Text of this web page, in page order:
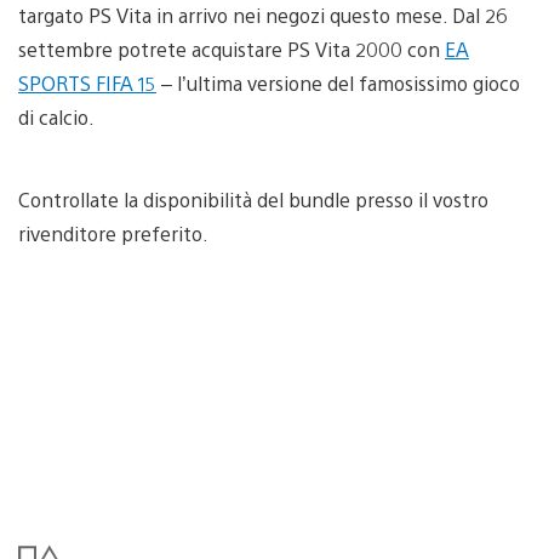
targato PS Vita in arrivo nei negozi questo mese. Dal 26
settembre potrete acquistare PS Vita 2000 con EA
SPORTS FIFA 15 – l’ultima versione del famosissimo gioco
di calcio.
Controllate la disponibilità del bundle presso il vostro
rivenditore preferito.